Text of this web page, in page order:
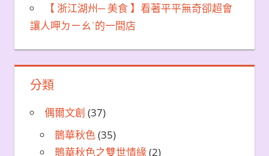
【 浙江湖州─ 美食 】看著平平無奇卻超會
讓人呷ㄉㄧㄠˊ的一間店
分類
偶爾文創 (37)
鵲華秋色(35)
鵲華秋色之雙世情緣(2)